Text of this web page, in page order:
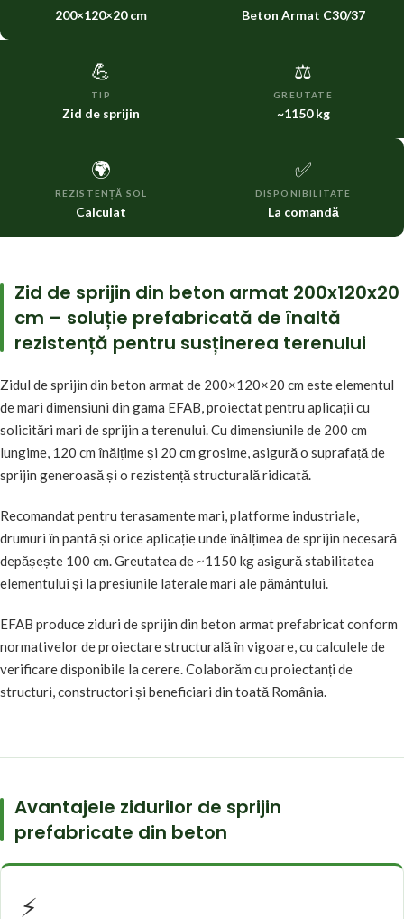
200×120×20 cm Beton Armat C30/37
💪
TIP
Zid de sprijin
⚖️
GREUTATE
~1150 kg
🌍
REZISTENȚĂ SOL
Calculat
✅
DISPONIBILITATE
La comandă
Zid de sprijin din beton armat 200x120x20
cm – soluție prefabricată de înaltă
rezistență pentru susținerea terenului
Zidul de sprijin din beton armat de 200×120×20 cm este elementul
de mari dimensiuni din gama EFAB, proiectat pentru aplicații cu
solicitări mari de sprijin a terenului. Cu dimensiunile de 200 cm
lungime, 120 cm înălțime și 20 cm grosime, asigură o suprafață de
sprijin generoasă și o rezistență structurală ridicată.
Recomandat pentru terasamente mari, platforme industriale,
drumuri în pantă și orice aplicație unde înălțimea de sprijin necesară
depășește 100 cm. Greutatea de ~1150 kg asigură stabilitatea
elementului și la presiunile laterale mari ale pământului.
EFAB produce ziduri de sprijin din beton armat prefabricat conform
normativelor de proiectare structurală în vigoare, cu calculele de
verificare disponibile la cerere. Colaborăm cu proiectanți de
structuri, constructori și beneficiari din toată România.
Avantajele zidurilor de sprijin
prefabricate din beton
⚡